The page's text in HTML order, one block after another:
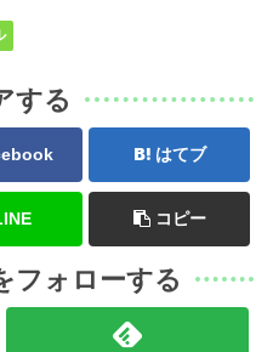
する
はてブ
コピー
フォローする